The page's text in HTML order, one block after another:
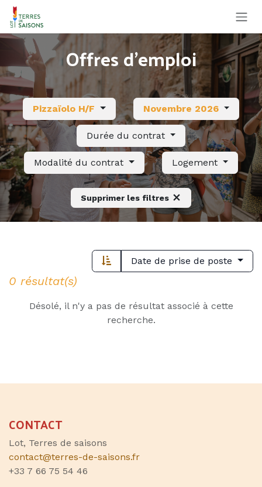
Se rendre au contenu
Offres d'emploi
Pizzaïolo H/F Novembre 2026
Durée du contrat
Modalité du contrat Logement
Supprimer les filtres
Date de prise de poste
0 résultat(s)
Désolé, il n'y a pas de résultat associé à cette
recherche.
CONTACT
Lot, Terres de saisons
contact@terres-de-saisons.fr
+33 7 66 75 54 46